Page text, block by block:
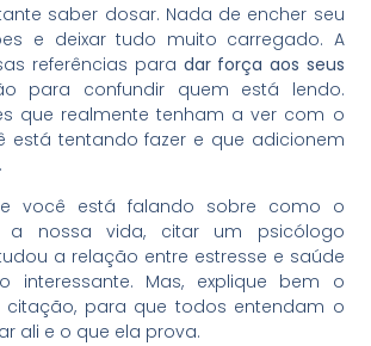
saber dosar. Nada de encher seu
e deixar tudo muito carregado. A
referências para dar força aos seus
para confundir quem está lendo.
que realmente tenham a ver com o
está tentando fazer e que adicionem
você está falando sobre como o
a nossa vida, citar um psicólogo
a relação entre estresse e saúde
interessante. Mas, explique bem o
citação, para que todos entendam o
ali e o que ela prova.